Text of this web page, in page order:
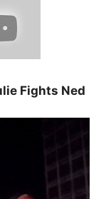
Fights Ned